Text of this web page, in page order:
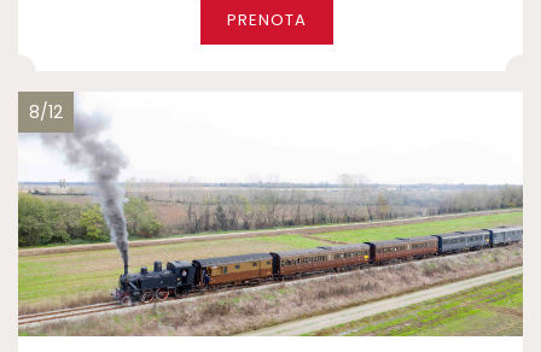
PRENOTA
8/12